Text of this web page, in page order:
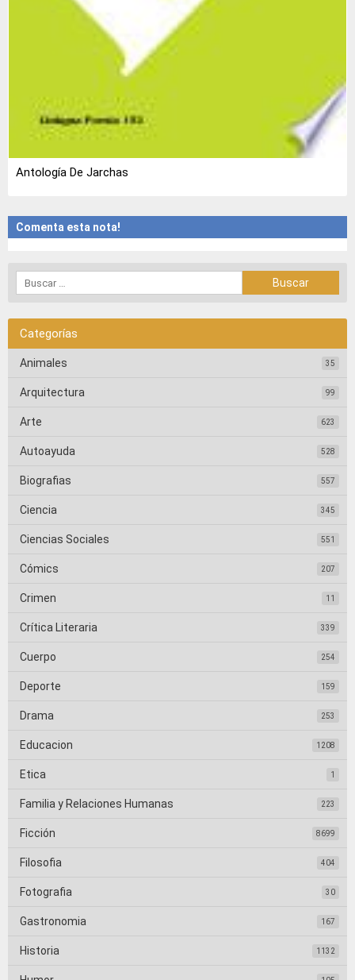
Antología De Jarchas
Comenta esta nota!
Categorías
Animales 35
Arquitectura 99
Arte 623
Autoayuda 528
Biografias 557
Ciencia 345
Ciencias Sociales 551
Cómics 207
Crimen 11
Crítica Literaria 339
Cuerpo 254
Deporte 159
Drama 253
Educacion 1208
Etica 1
Familia y Relaciones Humanas 223
Ficción 8699
Filosofia 404
Fotografia 30
Gastronomia 167
Historia 1132